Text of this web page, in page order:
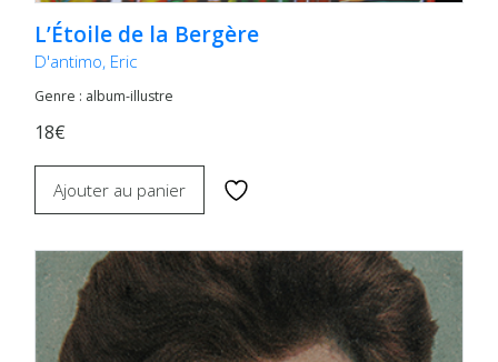
L’Étoile de la Bergère
D'antimo, Eric
Genre : album-illustre
18€
Ajouter au panier